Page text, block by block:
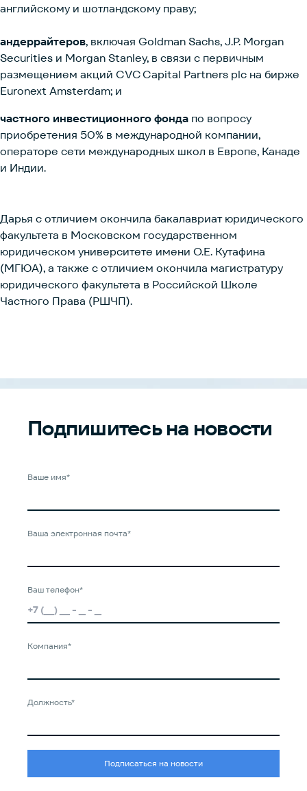
английскому и шотландскому праву;
андеррайтеров, включая Goldman Sachs, J.P. Morgan
Securities и Morgan Stanley, в связи с первичным
размещением акций CVC Capital Partners plc на бирже
Euronext Amsterdam; и
частного инвестиционного фонда по вопросу
приобретения 50% в международной компании,
операторе сети международных школ в Европе, Канаде
и Индии.
Дарья с отличием окончила бакалавриат юридического
факультета в Московском государственном
юридическом университете имени О.Е. Кутафина
(МГЮА), а также с отличием окончила магистратуру
юридического факультета в Российской Школе
Частного Права (РШЧП).
Подпишитесьна новости
Ваше имя*
Ваша электронная почта*
Ваш телефон*
Компания*
Должность*
Подписаться на новости